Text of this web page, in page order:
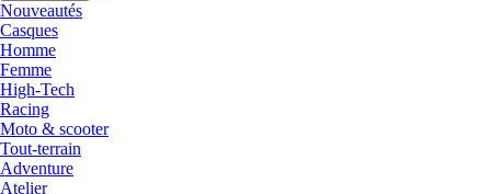
Nouveautés
Casques
Homme
Femme
High-Tech
Racing
Moto & scooter
Tout-terrain
Adventure
Atelier